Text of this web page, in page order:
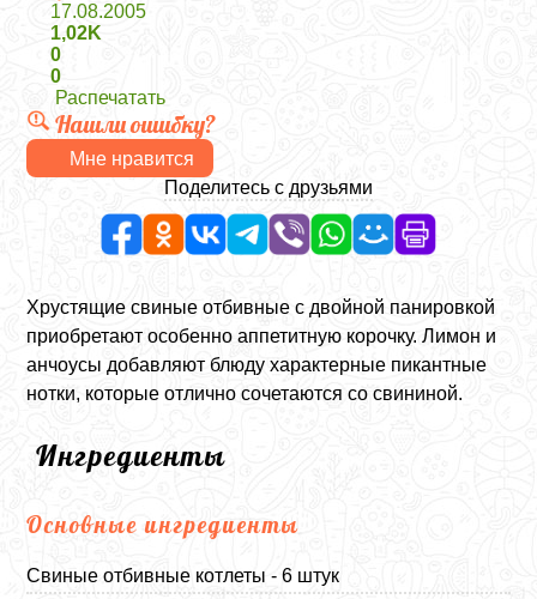
17.08.2005
1,02K
0
0
Распечатать
Нашли ошибку?
Мне нравится
Поделитесь с друзьями
Хрустящие свиные отбивные с двойной панировкой
приобретают особенно аппетитную корочку. Лимон и
анчоусы добавляют блюду характерные пикантные
нотки, которые отлично сочетаются со свининой.
Ингредиенты
Основные ингредиенты
Свиные отбивные котлеты - 6 штук